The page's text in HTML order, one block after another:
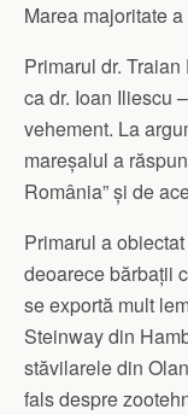
Marea majoritate
Primarul dr.
ca dr. Ioan Iliescu
vehement. La
mareșalul a
România” și de
Primarul a
deoarece bărbații
se exportă mult
Steinway din
stăvilarele din
fals despre